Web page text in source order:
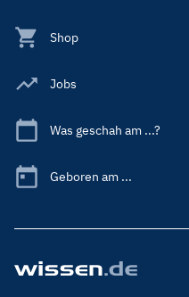
Shop
Jobs
Was geschah am ...?
Geboren am ...